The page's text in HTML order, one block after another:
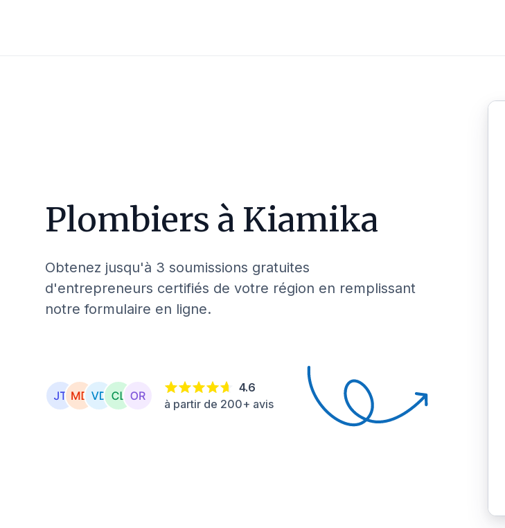
Plombiers à Kiamika
Obtenez jusqu'à 3 soumissions gratuites
d'entrepreneurs certifiés de votre région en remplissant
notre formulaire en ligne.
4.6
à partir de 200+ avis